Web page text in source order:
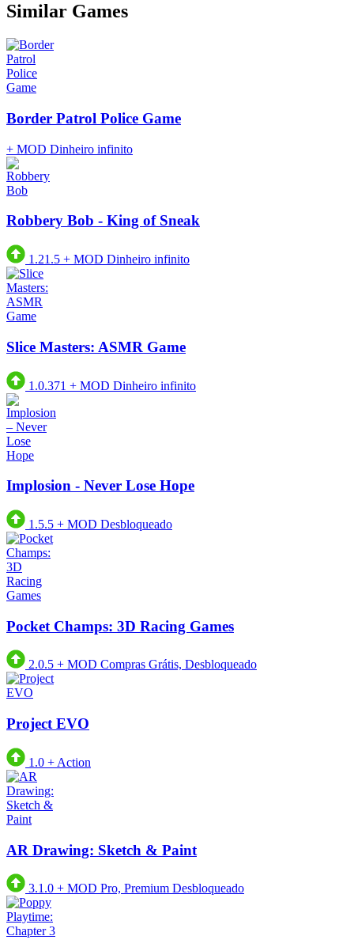
Similar Games
Border Patrol Police Game
+ MOD Dinheiro infinito
Robbery Bob - King of Sneak
1.21.5 + MOD Dinheiro infinito
Slice Masters: ASMR Game
1.0.371 + MOD Dinheiro infinito
Implosion - Never Lose Hope
1.5.5 + MOD Desbloqueado
Pocket Champs: 3D Racing Games
2.0.5 + MOD Compras Grátis, Desbloqueado
Project EVO
1.0 + Action
AR Drawing: Sketch & Paint
3.1.0 + MOD Pro, Premium Desbloqueado